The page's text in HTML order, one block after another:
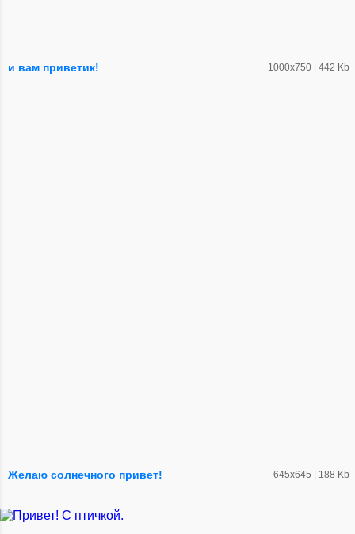
и вам приветик! 1000х750 | 442 Kb
Желаю солнечного привет! 645х645 | 188 Kb